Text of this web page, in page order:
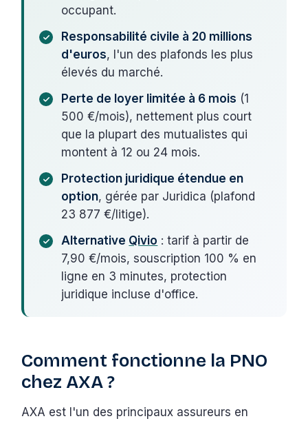
occupant.
Responsabilité civile à 20 millions
d'euros, l'un des plafonds les plus
élevés du marché.
Perte de loyer limitée à 6 mois (1
500 €/mois), nettement plus court
que la plupart des mutualistes qui
montent à 12 ou 24 mois.
Protection juridique étendue en
option, gérée par Juridica (plafond
23 877 €/litige).
Alternative Qivio : tarif à partir de
7,90 €/mois, souscription 100 % en
ligne en 3 minutes, protection
juridique incluse d'office.
Comment fonctionne la PNO
chez AXA ?
AXA est l'un des principaux assureurs en